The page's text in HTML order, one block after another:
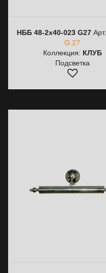
НББ 48-2х40-023 G27Арт.
G.27
Коллекция: КЛУБ
Подсветка